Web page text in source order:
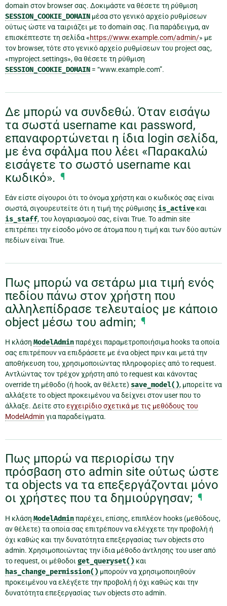
domain στον browser σας. Δοκιμάστε να θέσετε τη ρύθμιση
SESSION_COOKIE_DOMAIN μέσα στο γενικό αρχείο ρυθμίσεων
ούτως ώστε να ταιριάζει με το domain σας. Για παράδειγμα, αν
επισκέπτεστε τη σελίδα «https://www.example.com/admin/» με
τον browser, τότε στο γενικό αρχείο ρυθμίσεων του project σας,
«myproject.settings», θα θέσετε τη ρύθμιση
SESSION_COOKIE_DOMAIN = “www.example.com”.
Δε μπορώ να συνδεθώ. Όταν εισάγω
τα σωστά username και password,
επαναφορτώνεται η ίδια login σελίδα,
με ένα σφάλμα που λέει «Παρακαλώ
εισάγετε το σωστό username και
κωδικό». ¶
Εάν είστε σίγουροι ότι το όνομα χρήστη και ο κωδικός σας είναι
σωστά, σιγουρευτείτε ότι η τιμή της ρύθμισης is_active και
is_staff, του λογαριασμού σας, είναι True. Το admin site
επιτρέπει την είσοδο μόνο σε άτομα που η τιμή και των δύο αυτών
πεδίων είναι True.
Πως μπορώ να σετάρω μια τιμή ενός
πεδίου πάνω στον χρήστη που
αλληλεπίδρασε τελευταίος με κάποιο
object μέσω του admin; ¶
Η κλάση ModelAdminπαρέχει παραμετροποιήσιμα hooks τα οποία
σας επιτρέπουν να επιδράσετε με ένα object πριν και μετά την
αποθήκευση του, χρησιμοποιώντας πληροφορίες από το request.
Αντλώντας τον τρέχον χρήστη από το request και κάνοντας
override τη μέθοδο (ή hook, αν θέλετε) save_model(), μπορείτε να
αλλάξετε το object προκειμένου να δείχνει στον user που το
άλλαξε. Δείτε στοεγχειρίδιο σχετικά με τις μεθόδους του
ModelAdmin για παραδείγματα.
Πως μπορώ να περιορίσω την
πρόσβαση στο admin site ούτως ώστε
τα objects να τα επεξεργάζονται μόνο
οι χρήστες που τα δημιούργησαν; ¶
Η κλάση ModelAdminπαρέχει, επίσης, επιπλέον hooks (μεθόδους,
αν θέλετε) τα οποία σας επιτρέπουν να ελέγχετε την προβολή ή
όχι καθώς και την δυνατότητα επεξεργασίας των objects στο
admin. Χρησιμοποιώντας την ίδια μέθοδο άντλησης του user από
το request, οι μέθοδοι get_queryset() και
has_change_permission() μπορούν να χρησιμοποιηθούν
προκειμένου να ελέγξετε την προβολή ή όχι καθώς και την
δυνατότητα επεξεργασίας των objects στο admin.